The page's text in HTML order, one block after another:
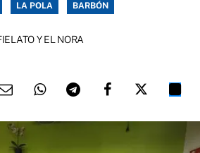
LA POLA BARBÓN
Y EL NORA